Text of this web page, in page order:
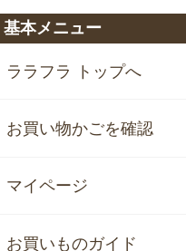
基本メニュー
ララフラ トップへ
お買い物かごを確認
マイページ
お買いものガイド